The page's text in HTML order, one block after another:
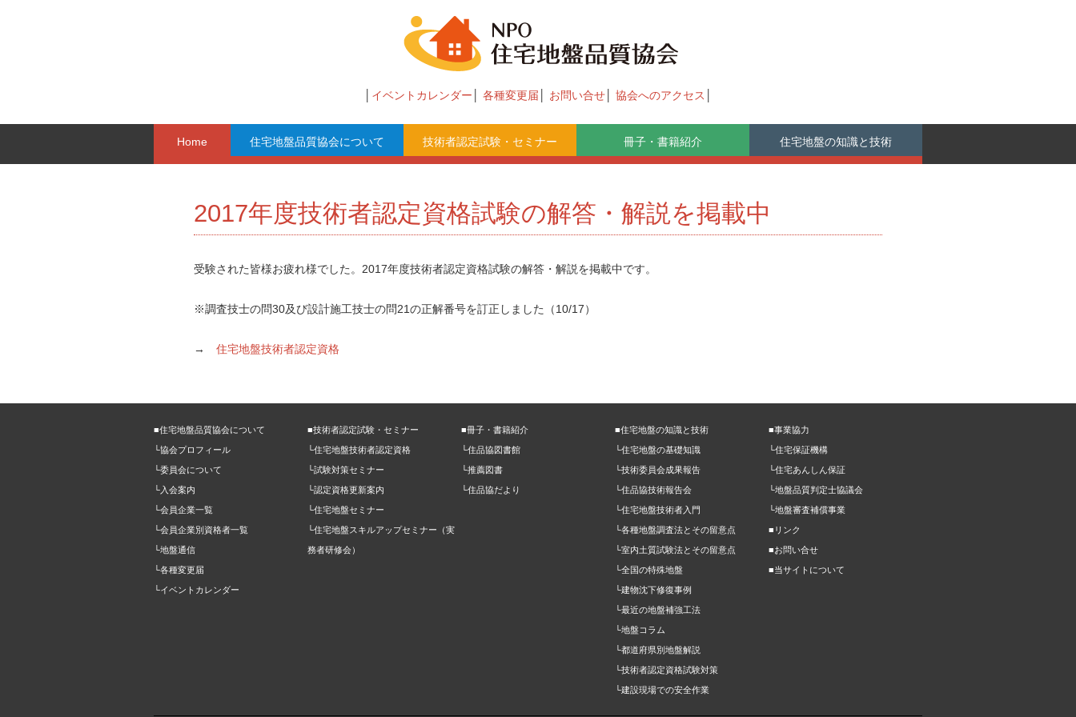
イベントカレンダー 各種変更届 お問い合せ 協会へのアクセス
Home 住宅地盤品質協会について 技術者認定試験・セミナー 冊子・書籍紹介 住宅地盤の知識と技術
2017年度技術者認定資格試験の解答・解説を掲載中
受験された皆様お疲れ様でした。2017年度技術者認定資格試験の解答・解説を掲載中です。
※調査技士の問30及び設計施工技士の問21の正解番号を訂正しました（10/17）
→ 住宅地盤技術者認定資格
■住宅地盤品質協会について
└協会プロフィール
└委員会について
└入会案内
└会員企業一覧
└会員企業別資格者一覧
└地盤通信
└各種変更届
└イベントカレンダー
■技術者認定試験・セミナー
└住宅地盤技術者認定資格
└試験対策セミナー
└認定資格更新案内
└住宅地盤セミナー
└住宅地盤スキルアップセミナー（実
務者研修会）
■冊子・書籍紹介
└住品協図書館
└推薦図書
└住品協だより
■住宅地盤の知識と技術
└住宅地盤の基礎知識
└技術委員会成果報告
└住品協技術報告会
└住宅地盤技術者入門
└各種地盤調査法とその留意点
└室内土質試験法とその留意点
└全国の特殊地盤
└建物沈下修復事例
└最近の地盤補強工法
└地盤コラム
└都道府県別地盤解説
└技術者認定資格試験対策
└建設現場での安全作業
■事業協力
└住宅保証機構
└住宅あんしん保証
└地盤品質判定士協議会
└地盤審査補償事業
■リンク
■お問い合せ
■当サイトについて